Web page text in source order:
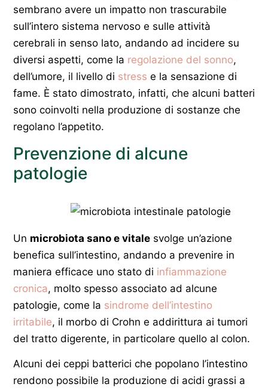
sembrano avere un impatto non trascurabile
sull’intero sistema nervoso e sulle attività
cerebrali in senso lato, andando ad incidere su
diversi aspetti, come la regolazione del sonno,
dell’umore, il livello di stress e la sensazione di
fame. È stato dimostrato, infatti, che alcuni batteri
sono coinvolti nella produzione di sostanze che
regolano l’appetito.
Prevenzione di alcune
patologie
Un microbiota sano e vitale svolge un’azione
benefica sull’intestino, andando a prevenire in
maniera efficace uno stato di infiammazione
cronica, molto spesso associato ad alcune
patologie, come la sindrome dell’intestino
irritabile, il morbo di Crohn e addirittura ai tumori
del tratto digerente, in particolare quello al colon.
Alcuni dei ceppi batterici che popolano l’intestino
rendono possibile la produzione di acidi grassi a